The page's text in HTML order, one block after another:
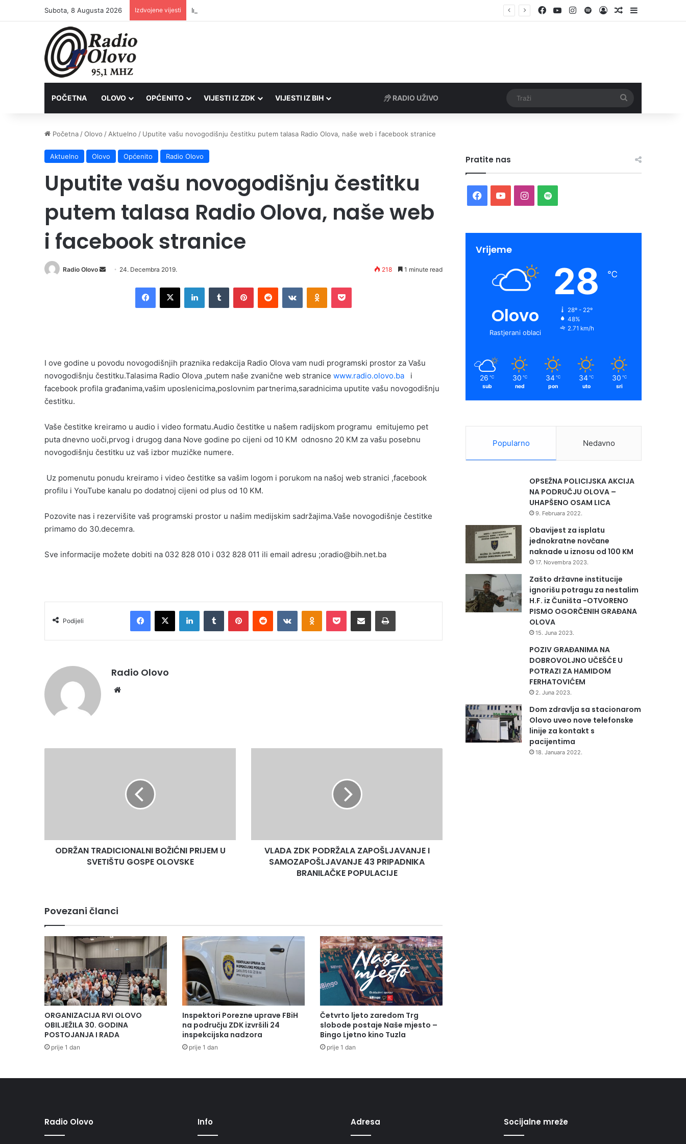
Subota, 8 Augusta 2026 Izdvojene vijesti Inspektori Porezne uprave FBiH na području ZDK izvršili 24 inspekcijska nadzora Facebook
YouTubeInstagram
SpotifyLog InRandom Article
Sidebar
POČETNA OLOVO OPĆENITO VIJESTI IZ ZDK VIJESTI IZ BIH
Početna /Olovo / Aktuelno / Uputite vašu novogodišnju čestitku putem talasa Radio Olova, naše web i facebook stranice
Aktuelno Olovo Općenito Radio Olovo
Uputite vašu novogodišnju čestitku
putem talasa Radio Olova, naše web
i facebook stranice
Radio Olovo
Send 24. Decembra 2019. 218 1 minute read
Facebook
X LinkedInTumblr PinterestReddit VKontakteOdnoklassniki
Pocket
I ove godine u povodu novogodišnjih praznika redakcija Radio Olova vam nudi programski prostor za Vašu
novogodišnju čestitku.Talasima Radio Olova ,putem naše zvanične web stranice www.radio.olovo.ba i
facebook profila građanima,vašim uposlenicima,poslovnim partnerima,saradnicima uputite vašu novogodišnju
čestitku.
Vaše čestitke kreiramo u audio i video formatu.Audio čestitke u našem radijskom programu emitujemo pet
puta dnevno uoči,prvog i drugog dana Nove godine po cijeni od 10 KM odnosno 20 KM za vašu posebnu
novogodišnju čestitku uz vaš izbor muzičke numere.
Uz pomenutu ponudu kreiramo i video čestitke sa vašim logom i porukom na našoj web stranici ,facebook
profilu i YouTube kanalu po dodatnoj cijeni od plus od 10 KM.
Pozovite nas i rezervišite vaš programski prostor u našim medijskim sadržajima.Vaše novogodišnje čestitke
primamo do 30.decemra.
Sve informacije možete dobiti na 032 828 010 i 032 828 011 ili email adresu ;oradio@bih.net.ba
Podijeli
Facebook
X LinkedInTumblr PinterestReddit VKontakteOdnoklassniki
Pocket Podijeli putem Emaila Print
Radio Olovo
ODRŽAN TRADICIONALNI BOŽIĆNI PRIJEM U
SVETIŠTU GOSPE OLOVSKE
BRANILAČKE
POPULACIJE
VLADA ZDK PODRŽALA ZAPOŠLJAVANJE I
SAMOZAPOŠLJAVANJE 43 PRIPADNIKA
BRANILAČKE POPULACIJE
Povezani članci
ORGANIZACIJA RVI OLOVO
OBILJEŽILA 30. GODINA
POSTOJANJA I RADA
prije 1 dan
Inspektori Porezne uprave FBiH
na području ZDK izvršili 24
inspekcijska nadzora
prije 1 dan
Četvrto ljeto zaredom Trg
slobode postaje Naše mjesto –
Bingo Ljetno kino Tuzla
prije 1 dan
Pratite nas
Facebook
YouTubeInstagram
Spotify
Vrijeme
Olovo
Rastjerani oblaci
28 ℃
28º - 22º
48%
2.71 km/h
26 ℃
sub
30 ℃
ned
34 ℃
pon
34 ℃
uto
30 ℃
sri
Popularno Nedavno
OPSEŽNA POLICIJSKA AKCIJA
NA PODRUČJU OLOVA –
UHAPŠENO OSAM LICA
9. Februara 2022.
Obavijest za isplatu
jednokratne novčane
naknade u iznosu od 100 KM
17. Novembra 2023.
Zašto državne institucije
ignorišu potragu za nestalim
H.F. iz Čuništa -OTVORENO
PISMO OGORČENIH GRAĐANA
OLOVA
15. Juna 2023.
POZIV GRAĐANIMA NA
DOBROVOLJNO UČEŠĆE U
POTRAZI ZA HAMIDOM
FERHATOVIĆEM
2. Juna 2023.
Dom zdravlja sa stacionarom
Olovo uveo nove telefonske
linije za kontakt s
pacijentima
18. Januara 2022.
Radio Olovo Info Adresa Socijalne mreže